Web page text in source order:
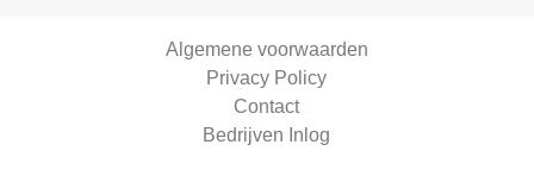
Algemene voorwaarden
Privacy Policy
Contact
Bedrijven Inlog